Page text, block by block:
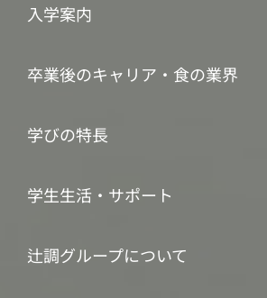
入学案内
卒業後のキャリア・食の業界
学びの特長
学生生活・サポート
辻調グループについて